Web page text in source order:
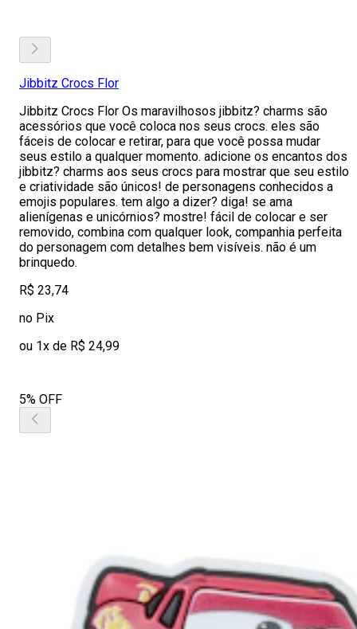
Jibbitz Crocs Flor
Jibbitz Crocs Flor Os maravilhosos jibbitz? charms são
acessórios que você coloca nos seus crocs. eles são
fáceis de colocar e retirar, para que você possa mudar
seus estilo a qualquer momento. adicione os encantos dos
jibbitz? charms aos seus crocs para mostrar que seu estilo
e criatividade são únicos! de personagens conhecidos a
emojis populares. tem algo a dizer? diga! se ama
alienígenas e unicórnios? mostre! fácil de colocar e ser
removido, combina com qualquer look, companhia perfeita
do personagem com detalhes bem visíveis. não é um
brinquedo.
R$ 23,74
no Pix
ou 1x de R$ 24,99
5% OFF